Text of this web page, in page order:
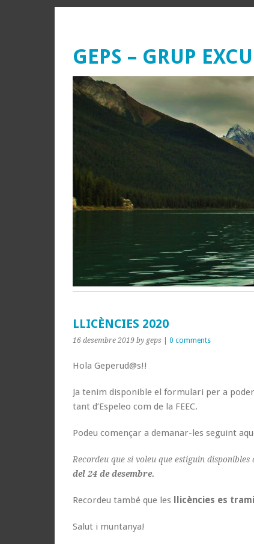
GEPS – GRUP
LLICÈNCIES 2020
16 desembre 2019 by geps 0 comments
Hola Geperud@s!!
Ja tenim disponible el formulari per a
tant d’Espeleo com de la FEEC.
Podeu començar a demanar-les seguint
Recordeu que si voleu que estiguin
del 24 de desembre.
Recordeu també que les llicències es
Salut i muntanya!